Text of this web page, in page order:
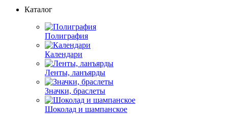
Каталог
Полиграфия
Календари
Ленты, ланъярды
Значки, браслеты
Шоколад и шампанское